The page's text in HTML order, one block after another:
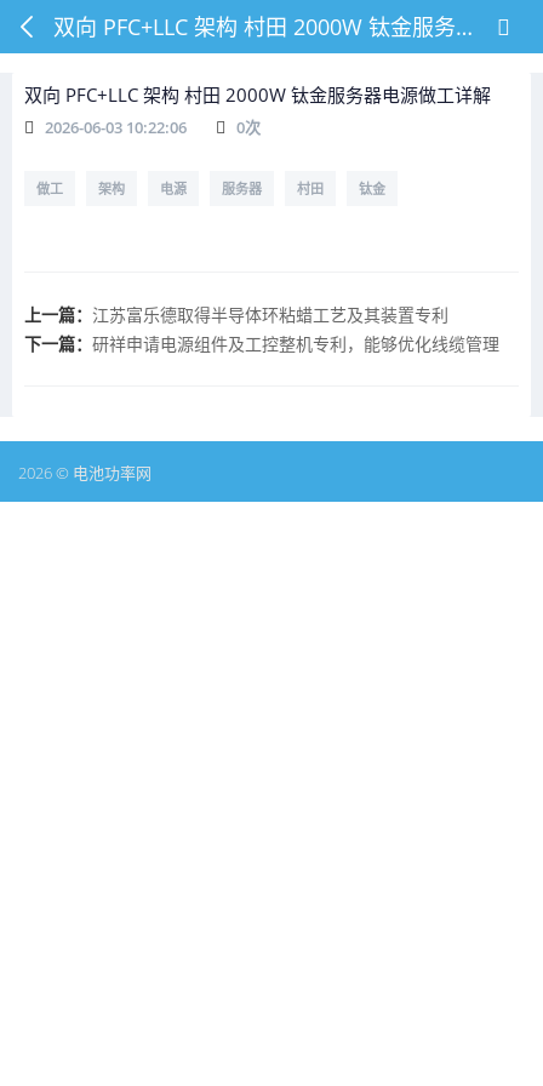
双向 PFC+LLC 架构 村田 2000W 钛金服务器电源做工详解
双向 PFC+LLC 架构 村田 2000W 钛金服务器电源做工详解
2026-06-03 10:22:06 0次
做工 架构 电源 服务器 村田 钛金
上一篇： 江苏富乐德取得半导体环粘蜡工艺及其装置专利
下一篇： 研祥申请电源组件及工控整机专利，能够优化线缆管理
2026 © 电池功率网